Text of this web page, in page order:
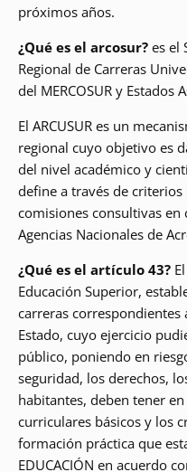
próximos años.
¿Qué es el arcosur? es el
Regional de Carreras
del MERCOSUR y Estados
El ARCUSUR es un
regional cuyo objetivo es
del nivel académico y
define a través de
comisiones consultivas en
Agencias Nacionales de
¿Qué es el artículo 43?
Educación Superior,
carreras correspondientes
Estado, cuyo ejercicio
público, poniendo en
seguridad, los derechos,
habitantes, deben tener
curriculares básicos y los
formación práctica que
EDUCACIÓN en acuerdo